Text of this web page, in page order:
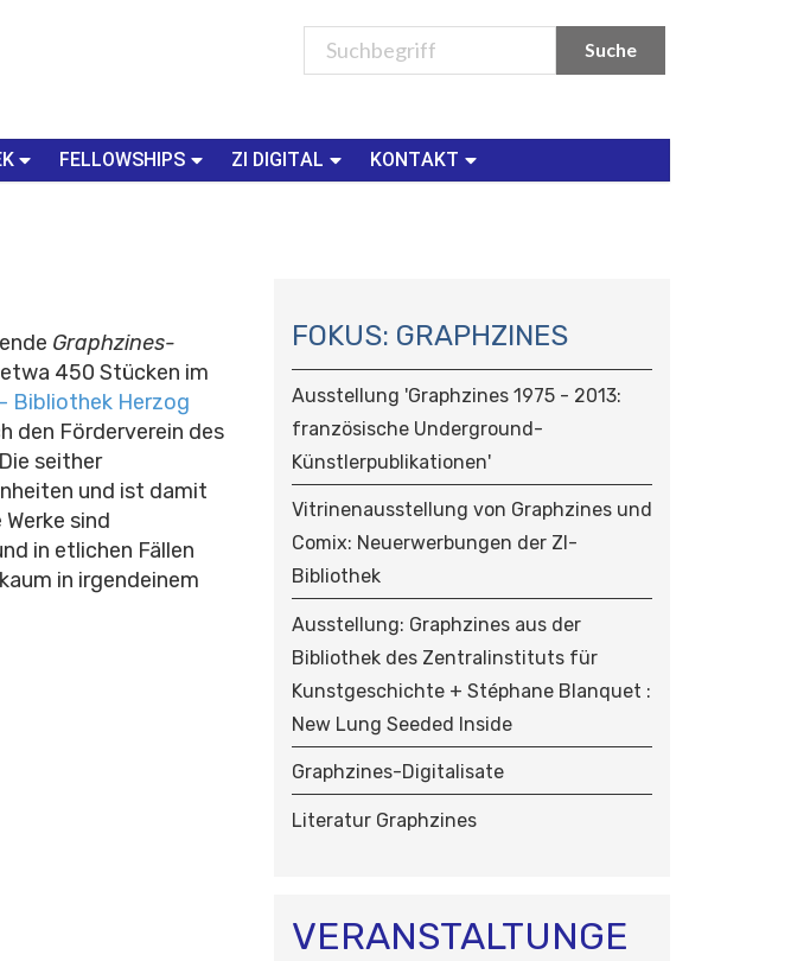
FELLOWSHIPS ZI DIGITAL
KONTAKT
Graphzines-
450 Stücken im
Bibliothek Herzog
den Förderverein des
seither
und ist damit
sind
in etlichen Fällen
in irgendeinem
A
V
I
G
A
T
I
O
N
FOKUS: GRAPHZINES
Ausstellung 'Graphzines 1975 - 2013:
französische Underground-
Künstlerpublikationen'
Vitrinenausstellung von Graphzines und
Comix: Neuerwerbungen der ZI-
Bibliothek
Ausstellung: Graphzines aus der
Bibliothek des Zentralinstituts für
Kunstgeschichte + Stéphane Blanquet :
New Lung Seeded Inside
Graphzines-Digitalisate
Literatur Graphzines
VERANSTALTUNGE